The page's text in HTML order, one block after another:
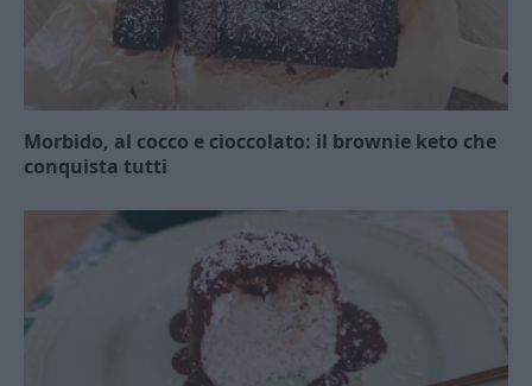
Morbido, al cocco e cioccolato: il brownie keto che
conquista tutti